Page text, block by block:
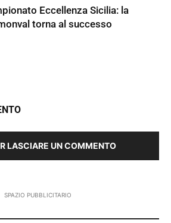
Eccellenza Sicilia: la
torna al successo
LASCIARE UN COMMENTO
SPAZIO PUBBLICITARIO